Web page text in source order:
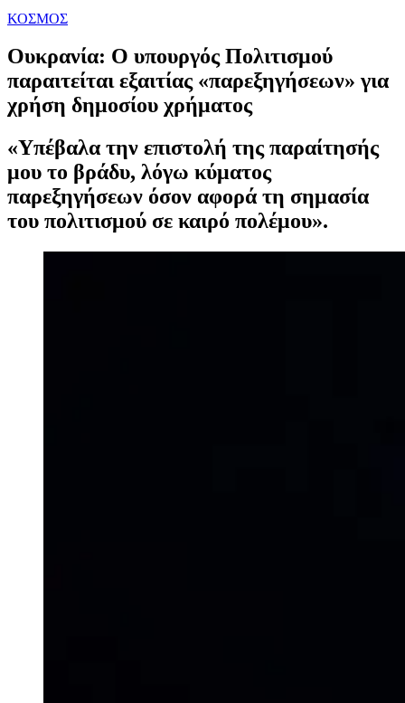
ΚΟΣΜΟΣ
Ουκρανία: Ο υπουργός Πολιτισμού
παραιτείται εξαιτίας «παρεξηγήσεων» για
χρήση δημοσίου χρήματος
«Υπέβαλα την επιστολή της παραίτησής
μου το βράδυ, λόγω κύματος
παρεξηγήσεων όσον αφορά τη σημασία
του πολιτισμού σε καιρό πολέμου».